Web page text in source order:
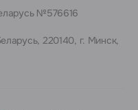
№576616
220140, г. Минск,